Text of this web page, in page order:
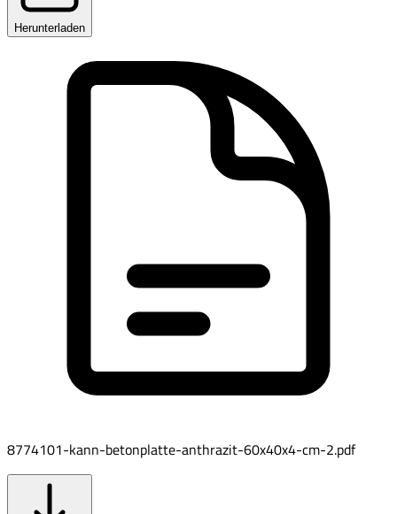
Herunterladen
8774101-kann-betonplatte-anthrazit-60x40x4-cm-2.pdf